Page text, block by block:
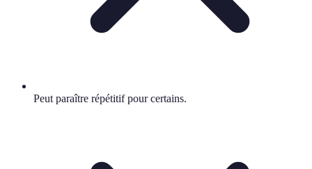
Peut paraître répétitif pour certains.